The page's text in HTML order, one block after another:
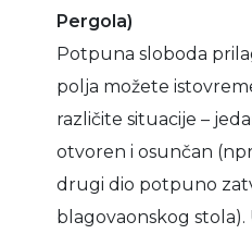
Pergola)
Potpuna sloboda
polja možete
različite situacije –
otvoren i osunčan
drugi dio potpuno
blagovaonskog